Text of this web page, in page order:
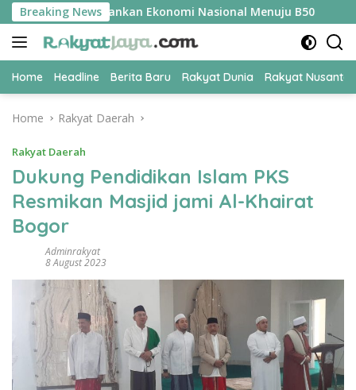
Skip
to
content
Breaking News
Kunci Amankan Ekonomi Nasional Menuju B50
Home Headline Berita Baru Rakyat Dunia Rakyat
Home Rakyat Daerah
Rakyat Daerah
Dukung Pendidikan Islam PKS
Resmikan Masjid jami Al-Khairat
Bogor
Adminrakyat
8 August 2023